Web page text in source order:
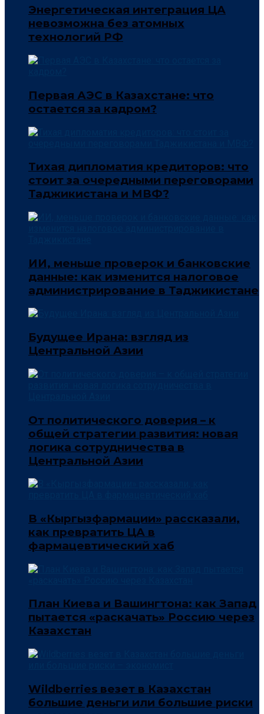
Энергетическая интеграция ЦА
невозможна без атомных
технологий РФ
Первая АЭС в Казахстане: что
остается за кадром?
Тихая дипломатия кредиторов: что
стоит за очередными переговорами
Таджикистана и МВФ?
ИИ, меньше проверок и банковские
данные: как изменится налоговое
администрирование в Таджикистане
Будущее Ирана: взгляд из
Центральной Азии
От политического доверия – к
общей стратегии развития: новая
логика сотрудничества в
Центральной Азии
В «Кыргызфармации» рассказали,
как превратить ЦА в
фармацевтический хаб
План Киева и Вашингтона: как Запад
пытается «раскачать» Россию через
Казахстан
Wildberries везет в Казахстан
большие деньги или большие риски